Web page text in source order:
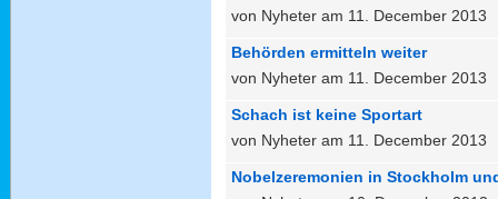
von Nyheter am 11. December 2013
Behörden ermitteln weiter
von Nyheter am 11. December 2013
Schach ist keine Sportart
von Nyheter am 11. December 2013
Nobelzeremonien in Stockholm